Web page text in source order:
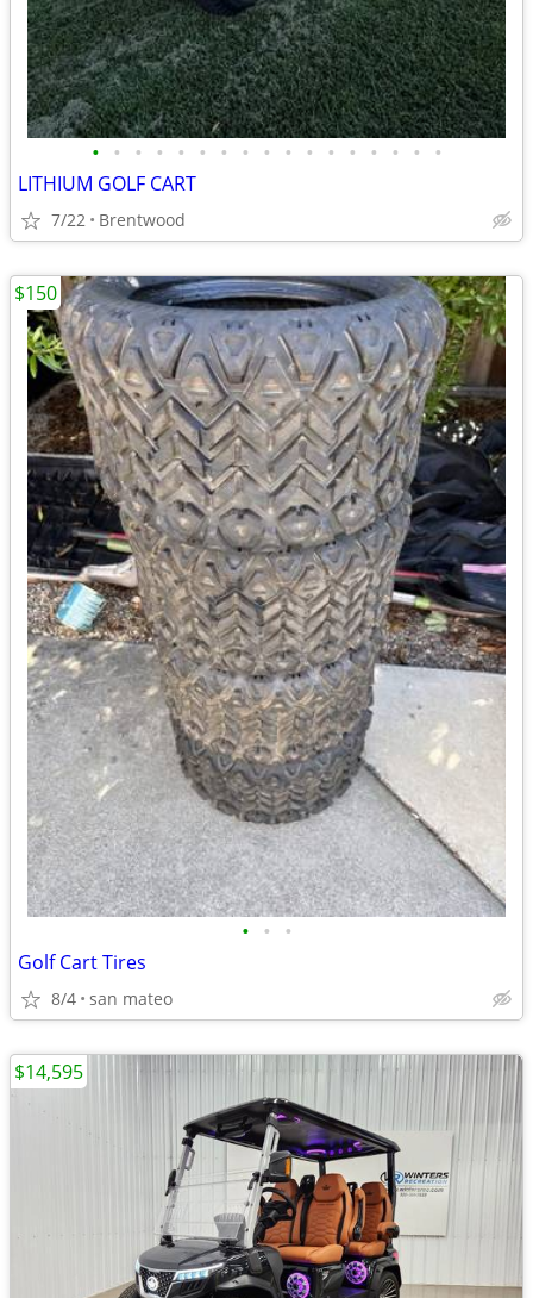
• • • • • • • • • • • • • • • • •
LITHIUM GOLF CART
7/22 Brentwood
• • •
Golf Cart Tires
8/4 san mateo
$150
$14,595